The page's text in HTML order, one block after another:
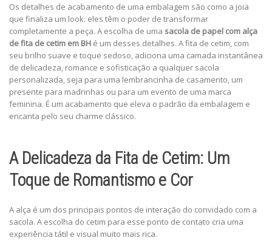
Os detalhes de acabamento de uma embalagem são como a joia
que finaliza um look: eles têm o poder de transformar
completamente a peça. A escolha de uma sacola de papel com alça
de fita de cetim em BH é um desses detalhes. A fita de cetim, com
seu brilho suave e toque sedoso, adiciona uma camada instantânea
de delicadeza, romance e sofisticação a qualquer sacola
personalizada, seja para uma lembrancinha de casamento, um
presente para madrinhas ou para um evento de uma marca
feminina. É um acabamento que eleva o padrão da embalagem e
encanta pelo seu charme clássico.
A Delicadeza da Fita de Cetim: Um
Toque de Romantismo e Cor
A alça é um dos principais pontos de interação do convidado com a
sacola. A escolha do cetim para esse ponto de contato cria uma
experiência tátil e visual muito mais rica.